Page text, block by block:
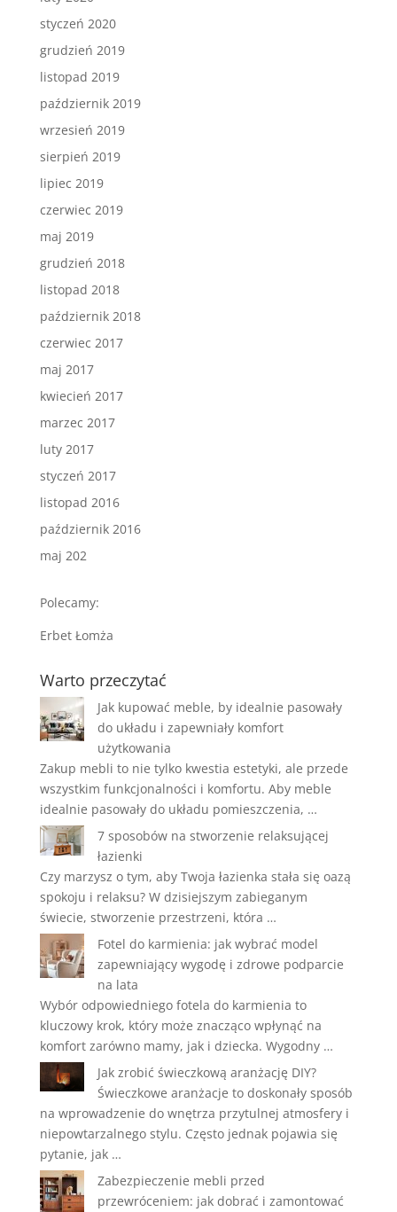
styczeń 2020
grudzień 2019
listopad 2019
październik 2019
wrzesień 2019
sierpień 2019
lipiec 2019
czerwiec 2019
maj 2019
grudzień 2018
listopad 2018
październik 2018
czerwiec 2017
maj 2017
kwiecień 2017
marzec 2017
luty 2017
styczeń 2017
listopad 2016
październik 2016
maj 202
Polecamy:
Erbet Łomża
Warto przeczytać
Jak kupować meble, by idealnie pasowały
do układu i zapewniały komfort
użytkowania
Zakup mebli to nie tylko kwestia estetyki, ale przede
wszystkim funkcjonalności i komfortu. Aby meble
idealnie pasowały do układu pomieszczenia, …
7 sposobów na stworzenie relaksującej
łazienki
Czy marzysz o tym, aby Twoja łazienka stała się oazą
spokoju i relaksu? W dzisiejszym zabieganym
świecie, stworzenie przestrzeni, która …
Fotel do karmienia: jak wybrać model
zapewniający wygodę i zdrowe podparcie
na lata
Wybór odpowiedniego fotela do karmienia to
kluczowy krok, który może znacząco wpłynąć na
komfort zarówno mamy, jak i dziecka. Wygodny …
Jak zrobić świeczkową aranżację DIY?
Świeczkowe aranżacje to doskonały sposób
na wprowadzenie do wnętrza przytulnej atmosfery i
niepowtarzalnego stylu. Często jednak pojawia się
pytanie, jak …
Zabezpieczenie mebli przed
przewróceniem: jak dobrać i zamontować